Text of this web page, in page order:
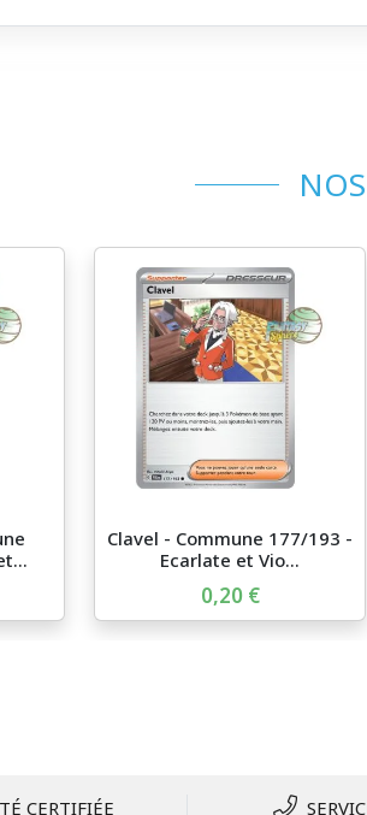
Clavel - Commune 177/193 -
Ecarlate et Vio...
0,20 €
CERTIFIÉE